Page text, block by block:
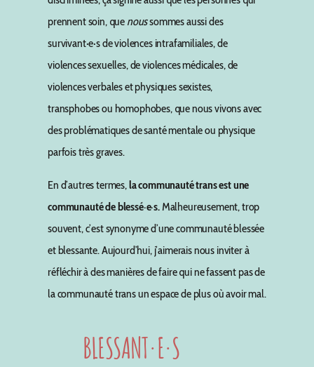
prennent soin, que noussommes aussi des
survivant·e·s de violences intrafamiliales, de
violences sexuelles, de violences médicales, de
violences verbales et physiques sexistes,
transphobes ou homophobes, que nous vivons avec
des problématiques de santé mentale ou physique
parfois très graves.
En d’autres termes,la communauté trans est une
communauté de blessé·e·s.Malheureusement, trop
souvent, c’est synonyme d’une communauté blessée
et blessante. Aujourd’hui, j’aimerais nous inviter à
réfléchir à des manières de faire qui ne fassent pas de
la communauté trans un espace de plus où avoir mal.
BLESSANT·E·S